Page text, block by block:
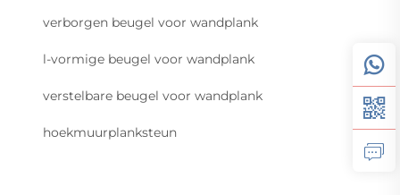
verborgen beugel voor wandplank
l-vormige beugel voor wandplank
verstelbare beugel voor wandplank
hoekmuurplanksteun